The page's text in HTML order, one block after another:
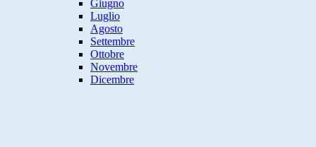
Giugno
Luglio
Agosto
Settembre
Ottobre
Novembre
Dicembre